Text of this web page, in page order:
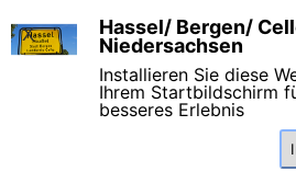
1956 A. Löchelt
Hassel/ Bergen/
Niedersachsen
Installieren Sie diese
Ihrem Startbildschirm
besseres Erlebnis
X